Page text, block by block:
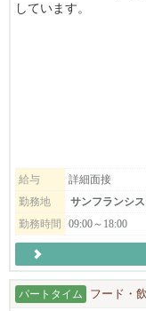
◆福利厚生
住居紹介サポートあり
◆応募要件
店長・マネージャー（
しています。
給与
詳細面接
勤務地
サンフランシ
勤務時間
09:00～18:00
パートタイム フード・